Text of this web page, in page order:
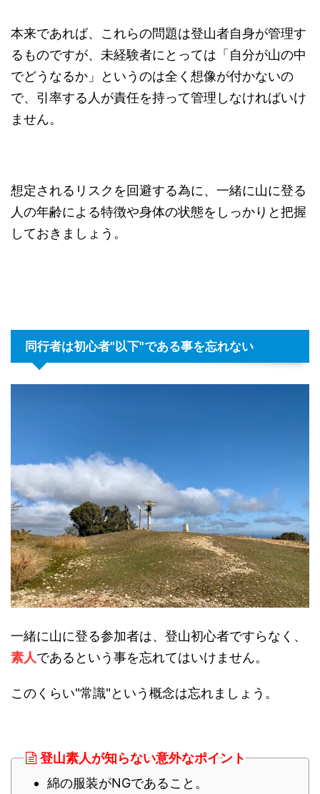
本来であれば、これらの問題は登山者自身が管理す
るものですが、未経験者にとっては「自分が山の中
でどうなるか」というのは全く想像が付かないの
で、引率する人が責任を持って管理しなければいけ
ません。
想定されるリスクを回避する為に、一緒に山に登る
人の年齢による特徴や身体の状態をしっかりと把握
しておきましょう。
同行者は初心者"以下"である事を忘れない
一緒に山に登る参加者は、登山初心者ですらなく、
素人であるという事を忘れてはいけません。
このくらい"常識"という概念は忘れましょう。
登山素人が知らない意外なポイント
綿の服装がNGであること。